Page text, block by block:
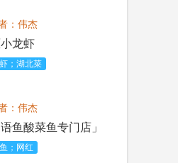
：伟杰
龙虾
；湖北菜
：伟杰
语鱼酸菜鱼专门店」
；网红